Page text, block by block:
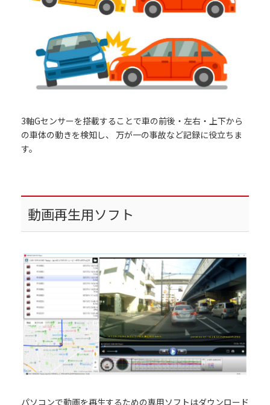
3軸Gセンサーを搭載することで車の前後・左右・上下から
の車体の動きを検知し、 万が一の事故など記録に役立ちま
す。
動画再生用ソフト
パソコンで動画を再生するための専用ソフトはダウンロード